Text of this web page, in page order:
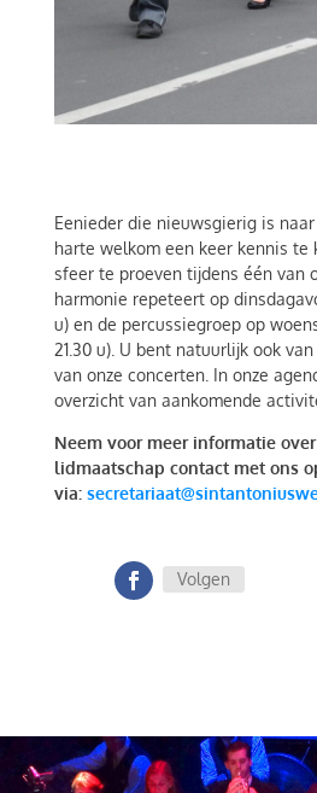
Eenieder die nieuwsgierig is
harte welkom een keer kennis te
sfeer te proeven tijdens één van
harmonie repeteert op
u) en de percussiegroep op
21.30 u). U bent natuurlijk ook
van onze concerten. In onze
overzicht van aankomende
Neem voor meer informatie
lidmaatschap contact met ons
via:
Volgen